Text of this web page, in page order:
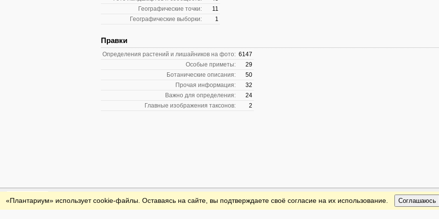
Географические точки:
11
Географические выборки:
1
Правки
Определения растений и лишайников на фото: 6147
Особые приметы:
29
Ботанические описания:
50
Прочая информация:
32
Важно для определения:
24
Главные изображения таксонов:
2
Обратная связь
«Плантариум» использует cookie-файлы. Оставаясь на сайте, вы подтверждаете своё согласие на их использование. Соглашаюсь